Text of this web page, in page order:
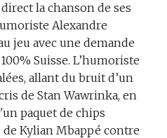
la chanson de ses
Alexandre
jeu avec une demande
Suisse. L’humoriste
allant du bruit d’un
de Stan Wawrinka, en
paquet de chips
Kylian Mbappé contre